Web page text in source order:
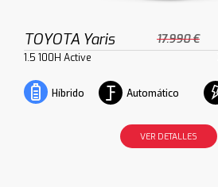
TOYOTA Yaris 17.990 €
1.5 100H Active
Híbrido Automático
VER DETALLES